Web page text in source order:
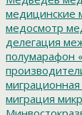
медицинские
медосмотр
делегация
полумарафон
миграционная
миграция